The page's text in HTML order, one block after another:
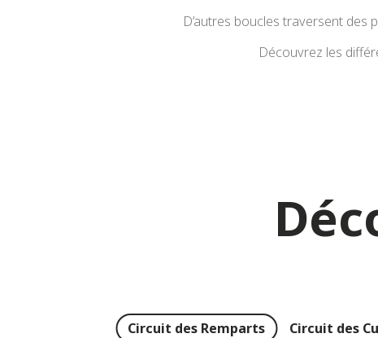
D’autres boucles traversent des
Découvrez les
Circuit des Remparts Circuit des